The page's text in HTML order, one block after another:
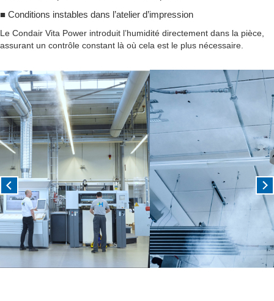
■ Conditions instables dans l’atelier d’impression
Le Condair Vita Power introduit l’humidité directement dans la pièce,
assurant un contrôle constant là où cela est le plus nécessaire.
Previous